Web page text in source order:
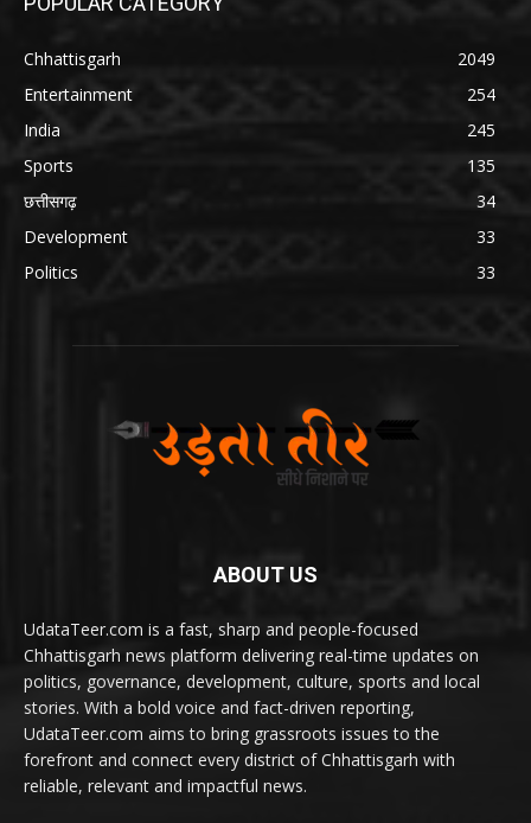
Chhattisgarh
2049
Entertainment
254
India
245
Sports
135
छत्तीसगढ़
34
Development
33
Politics
33
ABOUT US
UdataTeer.com is a fast, sharp and people-focused
Chhattisgarh news platform delivering real-time updates on
politics, governance, development, culture, sports and local
stories. With a bold voice and fact-driven reporting,
UdataTeer.com aims to bring grassroots issues to the
forefront and connect every district of Chhattisgarh with
reliable, relevant and impactful news.